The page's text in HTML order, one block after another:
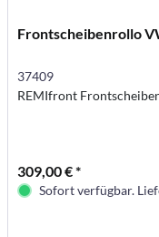
Frontscheibenrollo
37409
REMIfront
309,00 € *
Sofort verfügbar.